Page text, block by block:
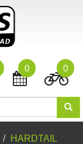
0
0
HARDTAIL